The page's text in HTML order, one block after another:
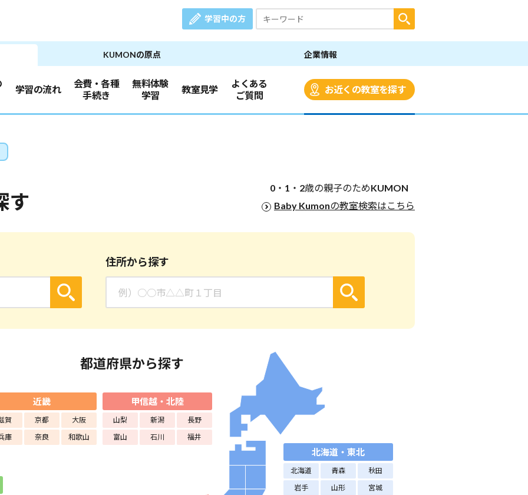
学習中の方
KUMONの原点 企業情報
学習の流れ
会費・各種
手続き
無料体験
学習
教室見学
よくある
ご質問
お近くの教室を探す
す
0・1・2歳の親子のためKUMON
Baby Kumonの教室検索はこちら
住所から探す
都道府県から探す
北海道・東北
北海道 青森
秋田
岩手
山形
宮城
甲信越・北陸
山梨 新潟
長野
富山
石川 福井
近畿
賀 京都
大阪
庫
奈良 和歌山